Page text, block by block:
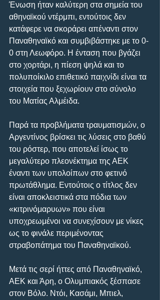
Ένωση ήταν καλύτερη στα σημεία του
αθηναϊκού ντέρμπι, εντούτοις δεν
κατάφερε να σκοράρει απέναντι στον
Παναθηναϊκό και συμβιβάστηκε με το 0-
0 στη Λεωφόρο. Η ένταση που βγάζει
στο χορτάρι, η πίεση ψηλά και το
πολυποίκιλο επιθετικό παιχνίδι είναι τα
στοιχεία που ξεχωρίουν στο σύνολο
του Ματίας Αλμέιδα.
Παρά τα προβλήματα τραυματισμών, ο
Αργεντίνος βρίσκει τις λύσεις στο βαθύ
του ρόστερ, που αποτελεί ίσως το
μεγαλύτερο πλεονέκτημα της ΑΕΚ
έναντι των υπολοίπων στο φετινό
πρωτάθλημα. Εντούτοις ο τίτλος δεν
είναι αποκλειστικά στα πόδια των
«κιτρινόμαρυων» που είναι
υποχρεωμένοι να συνεχίσουν με νίκες
ως το φινάλε περιμένοντας
στραβοπάτημα του Παναθηναϊκού.
Μετά τις σερί ήττες από Παναθηναϊκό,
ΑΕΚ και Άρη, ο Ολυμπιακός ξέσπασε
στον Βόλο. Ντόι, Κασάμι, Μπιελ,